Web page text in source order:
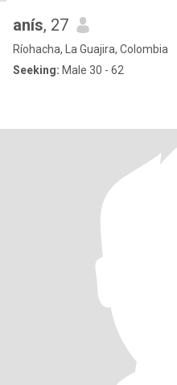
anís, 27
Ríohacha, La Guajira, Colombia
Seeking: Male 30 - 62